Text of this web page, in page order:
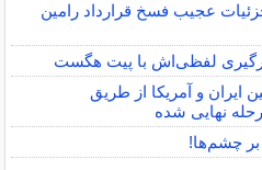
عجیب فسخ قرارداد رامین
درگیری لفظی‌اش با پیت هگست
ایران و آمریکا از طریق
نهایی شده
بر چشم‌ها!